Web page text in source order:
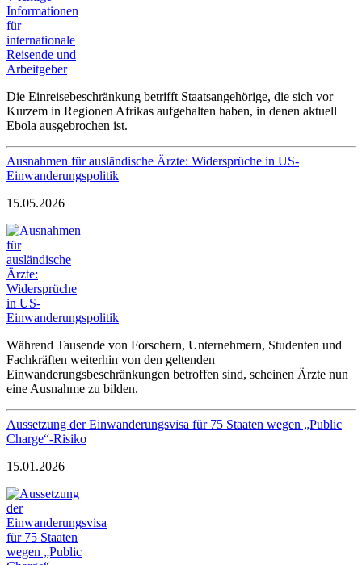
Die Einreisebeschränkung betrifft Staatsangehörige, die sich vor
Kurzem in Regionen Afrikas aufgehalten haben, in denen aktuell
Ebola ausgebrochen ist.
Ausnahmen für ausländische Ärzte: Widersprüche in US-
Einwanderungspolitik
15.05.2026
Während Tausende von Forschern, Unternehmern, Studenten und
Fachkräften weiterhin von den geltenden
Einwanderungsbeschränkungen betroffen sind, scheinen Ärzte nun
eine Ausnahme zu bilden.
Aussetzung der Einwanderungsvisa für 75 Staaten wegen „Public
Charge“-Risiko
15.01.2026